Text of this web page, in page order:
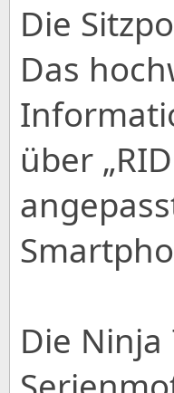
Die
Das
über
Die